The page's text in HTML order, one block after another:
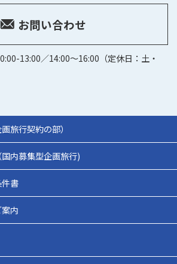
お問い合わせ
13:00／14:00～16:00（定休日：土・
旅行契約の部）
内募集型企画旅行)
書
内